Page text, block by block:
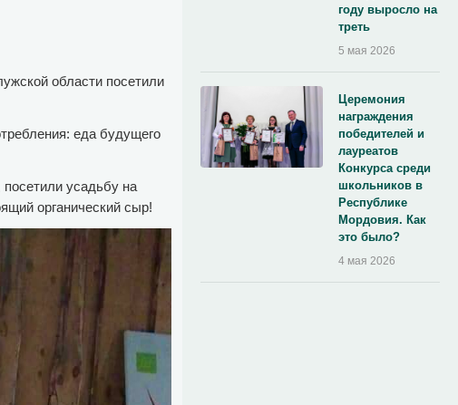
области посетили
еда будущего
усадьбу на
органический сыр!
году выросло на
треть
5 мая 2026
Церемония
награждения
победителей и
лауреатов
Конкурса среди
школьников в
Республике
Мордовия. Как
это было?
4 мая 2026